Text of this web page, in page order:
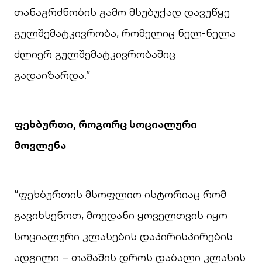
თანაგრძნობის გამო მსუბუქად დავუწყე
გულშემატკივრობა, რომელიც ნელ-ნელა
ძლიერ გულშემატკივრობაშიც
გადაიზარდა.”
ფეხბურთი, როგორც სოციალური
მოვლენა
“ფეხბურთის მსოფლიო ისტორიაც რომ
გავიხსენოთ, მოედანი ყოველთვის იყო
სოციალური კლასების დაპირისპირების
ადგილი – თამაშის დროს დაბალი კლასის